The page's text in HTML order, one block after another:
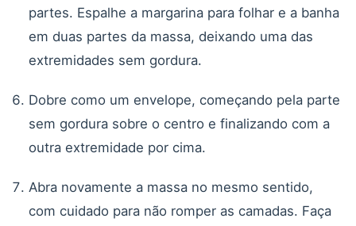
partes. Espalhe a margarina para folhar e a banha
em duas partes da massa, deixando uma das
extremidades sem gordura.
Dobre como um envelope, começando pela parte
sem gordura sobre o centro e finalizando com a
outra extremidade por cima.
Abra novamente a massa no mesmo sentido,
com cuidado para não romper as camadas. Faça